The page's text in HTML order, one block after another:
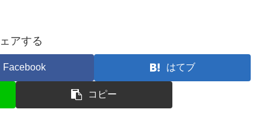
アする
Facebook はてブ
コピー